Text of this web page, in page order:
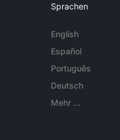
Sprachen
English
Español
Português
Deutsch
Mehr ...